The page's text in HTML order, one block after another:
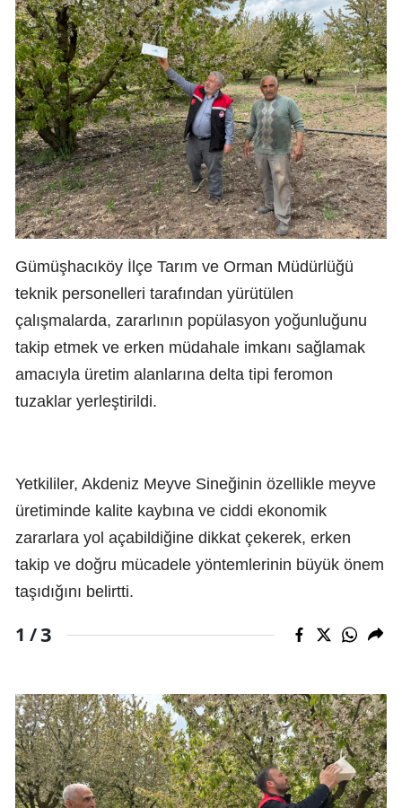
Gümüşhacıköy İlçe Tarım ve Orman Müdürlüğü
teknik personelleri tarafından yürütülen
çalışmalarda, zararlının popülasyon yoğunluğunu
takip etmek ve erken müdahale imkanı sağlamak
amacıyla üretim alanlarına delta tipi feromon
tuzaklar yerleştirildi.
Yetkililer, Akdeniz Meyve Sineğinin özellikle meyve
üretiminde kalite kaybına ve ciddi ekonomik
zararlara yol açabildiğine dikkat çekerek, erken
takip ve doğru mücadele yöntemlerinin büyük önem
taşıdığını belirtti.
1 /3